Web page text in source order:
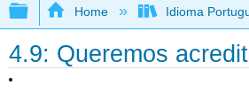
Expand/collapse global
Home Idioma
4.9: Queremos